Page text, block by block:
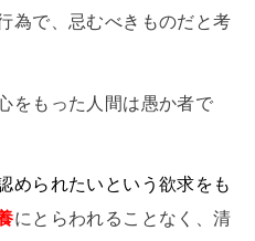
為で、忌むべきものだと考
をもった人間は愚か者で
められたいという欲求をも
にとらわれることなく、清